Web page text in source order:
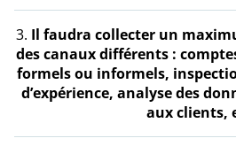
Il faudra collecter un
des canaux différents :
formels ou informels,
d’expérience, analyse des
aux clients,